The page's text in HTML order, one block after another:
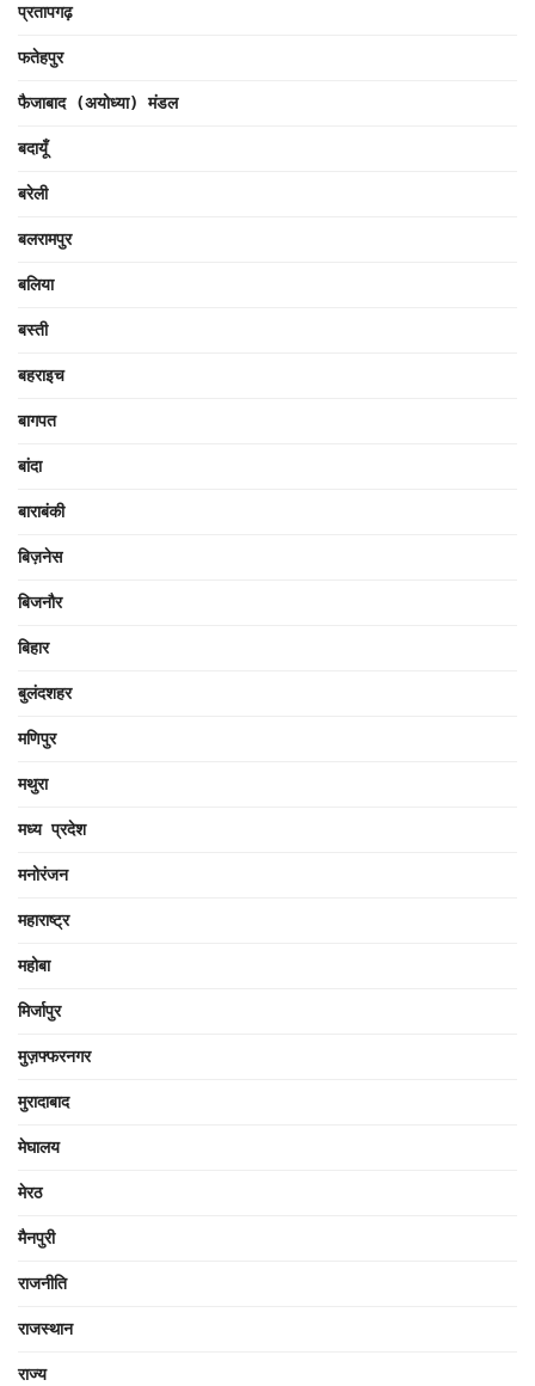
प्रतापगढ़
फतेहपुर
फैजाबाद (अयोध्या) मंडल
बदायूँ
बरेली
बलरामपुर
बलिया
बस्ती
बहराइच
बागपत
बांदा
बाराबंकी
बिज़नेस
बिजनौर
बिहार
बुलंदशहर
मणिपुर
मथुरा
मध्य प्रदेश
मनोरंजन
महाराष्ट्र
महोबा
मिर्जापुर
मुज़फ्फरनगर
मुरादाबाद
मेघालय
मेरठ
मैनपुरी
राजनीति
राजस्थान
राज्य